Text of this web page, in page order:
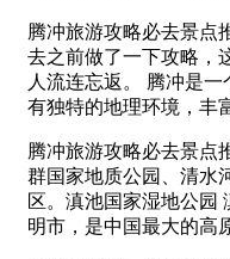
腾冲旅游攻略必去景点
去之前做了一下攻略，
人流连忘返。 腾冲是
有独特的地理环境，丰
腾冲旅游攻略必去景点
群国家地质公园、清水
区。滇池国家湿地公园
明市，是中国最大的高